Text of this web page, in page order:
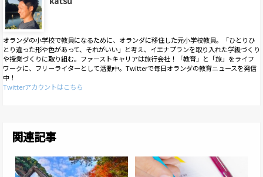
オランダの小学校で教員になるために、オランダに移住した元小学校教員。「ひとりひ
とり違った形や色があって、それがいい」と考え、イエナプランを取り入れた学級づくり
や授業づくりに取り組む。ファーストキャリアは旅行会社！「教育」と「旅」をライフ
ワークに、フリーライターとして活動中。Twitterで毎日オランダの教育ニュースを発信
中！
Twitterアカウントはこちら
関連記事